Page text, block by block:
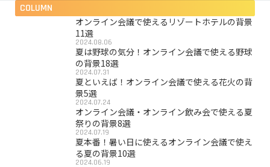
COLUMN
オンライン会議で使えるリゾートホテルの背景
11選
2024.08.06
夏は野球の気分！オンライン会議で使える野球
の背景18選
2024.07.31
夏といえば！オンライン会議で使える花火の背
景5選
2024.07.24
オンライン会議・オンライン飲み会で使える夏
祭りの背景8選
2024.07.19
夏本番！暑い日に使えるオンライン会議で使え
る夏の背景10選
2024.06.19